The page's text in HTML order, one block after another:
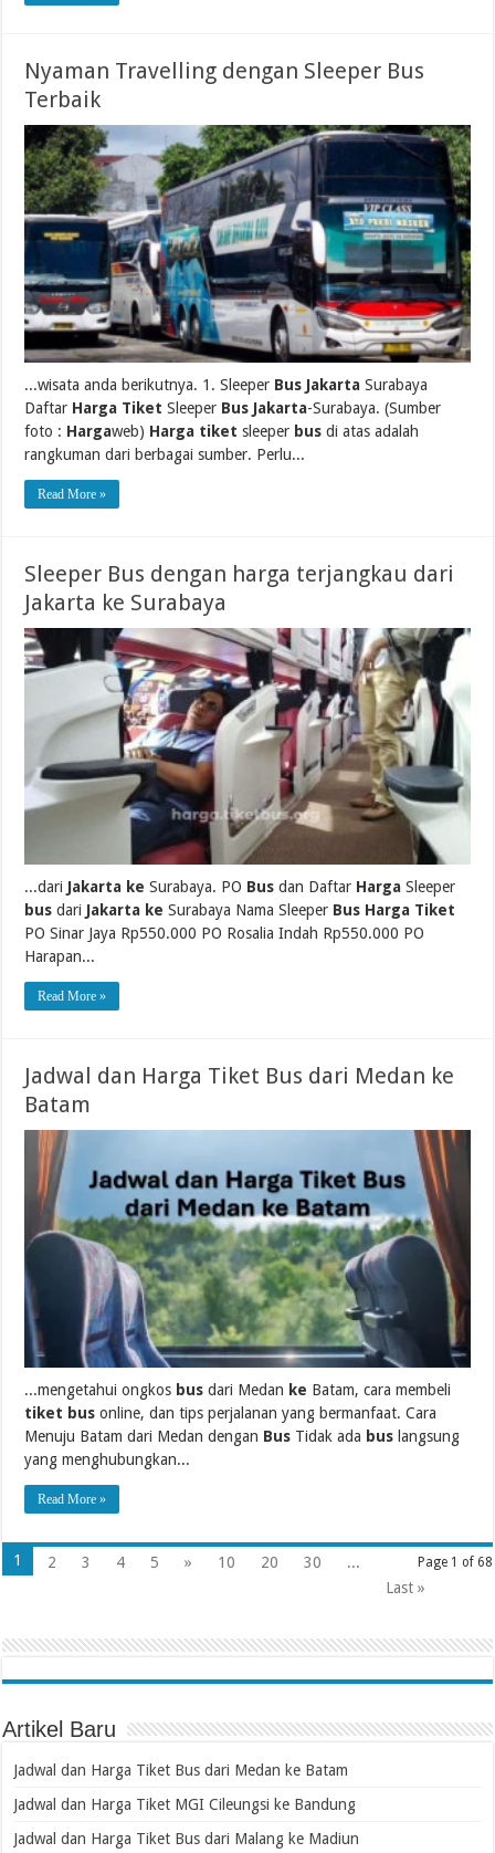
Nyaman Travelling dengan Sleeper Bus
Terbaik
...wisata anda berikutnya. 1. Sleeper Bus Jakarta Surabaya
Daftar Harga Tiket Sleeper Bus Jakarta-Surabaya. (Sumber
foto : Hargaweb) Harga tiket sleeper bus di atas adalah
rangkuman dari berbagai sumber. Perlu...
Read More »
Sleeper Bus dengan harga terjangkau dari
Jakarta ke Surabaya
...dari Jakarta ke Surabaya. PO Bus dan Daftar Harga Sleeper
bus dari Jakarta ke Surabaya Nama Sleeper Bus Harga Tiket
PO Sinar Jaya Rp550.000 PO Rosalia Indah Rp550.000 PO
Harapan...
Read More »
Jadwal dan Harga Tiket Bus dari Medan ke
Batam
...mengetahui ongkos bus dari Medan ke Batam, cara membeli
tiket bus online, dan tips perjalanan yang bermanfaat. Cara
Menuju Batam dari Medan dengan Bus Tidak ada bus langsung
yang menghubungkan...
Read More »
Page 1 of 68
1 2 3 4 5 » 10 20 30
...
Last »
Artikel Baru
Jadwal dan Harga Tiket Bus dari Medan ke Batam
Jadwal dan Harga Tiket MGI Cileungsi ke Bandung
Jadwal dan Harga Tiket Bus dari Malang ke Madiun